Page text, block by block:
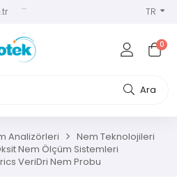
TR
0
Ara
Analizörleri
Nem Teknolojileri
Nem Ölçüm Sistemleri
VeriDri Nem Probu